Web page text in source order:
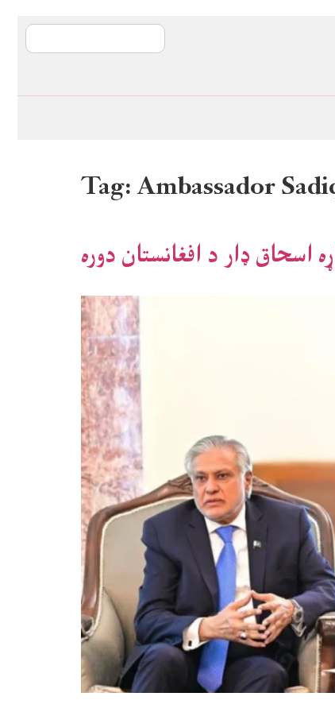
Tag:Ambassador
اسحاق ډار د افغانستان دوره